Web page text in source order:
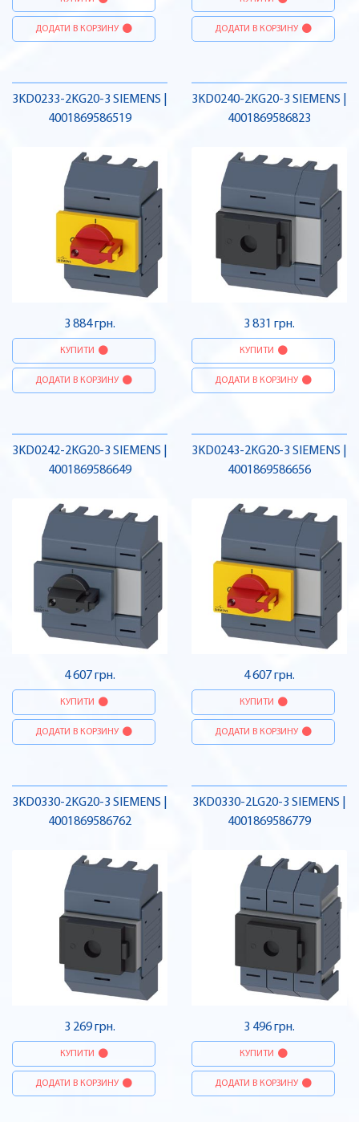
ДОДАТИ В КОРЗИНУ ДОДАТИ В КОРЗИНУ
3KD0233-2KG20-3 SIEMENS |
4001869586519
3 884 грн.
КУПИТИ
ДОДАТИ В КОРЗИНУ
3KD0240-2KG20-3 SIEMENS |
4001869586823
3 831 грн.
КУПИТИ
ДОДАТИ В КОРЗИНУ
3KD0242-2KG20-3 SIEMENS |
4001869586649
4 607 грн.
КУПИТИ
ДОДАТИ В КОРЗИНУ
3KD0243-2KG20-3 SIEMENS |
4001869586656
4 607 грн.
КУПИТИ
ДОДАТИ В КОРЗИНУ
3KD0330-2KG20-3 SIEMENS |
4001869586762
3 269 грн.
КУПИТИ
ДОДАТИ В КОРЗИНУ
3KD0330-2LG20-3 SIEMENS |
4001869586779
3 496 грн.
КУПИТИ
ДОДАТИ В КОРЗИНУ